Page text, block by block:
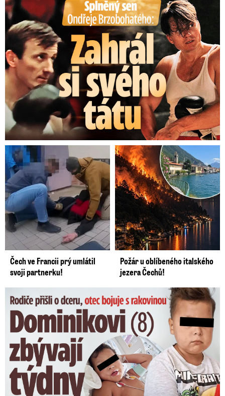
Splněný sen Ondřeje Brzobohatého: Zahrál si svého tátu
Čech ve Francii prý umlátil
svoji partnerku!
Požár u oblíbeného italského
jezera Čechů!
Dominikovi (8) zbývají týdny života: Vzkaz od exprezidenta